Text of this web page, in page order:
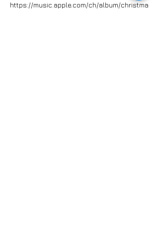
https://music.apple.com/ch/album/christma